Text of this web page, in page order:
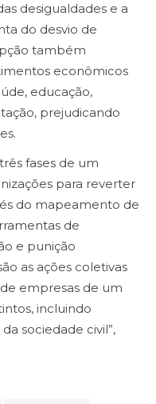
desigualdades e a
do desvio de
também
econômicos
educação,
prejudicando
fases de um
para reverter
do mapeamento de
de
e punição
as ações coletivas
empresas de um
incluindo
sociedade civil”,